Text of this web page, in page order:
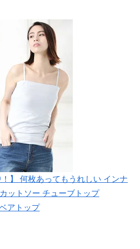
！】 何枚あってもうれしい インナ
ットソー チューブトップ
アトップ